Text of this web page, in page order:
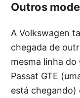
Outros
A Volkswagen
chegada de
mesma linha do
Passat GTE
está chegando)